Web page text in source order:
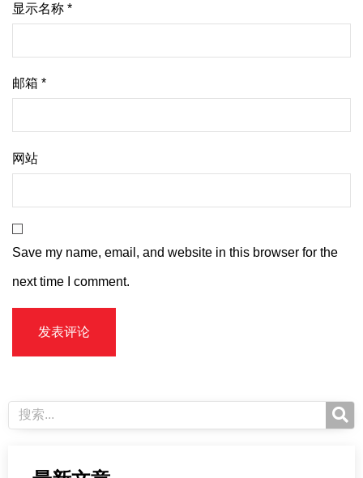
显示名称 *
邮箱 *
网站
Save my name, email, and website in this browser for the
next time I comment.